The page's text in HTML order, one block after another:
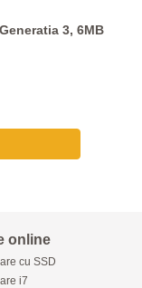
3, 6MB
online
cu SSD
i7